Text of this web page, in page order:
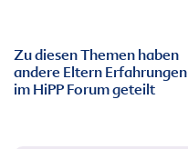
Zu diesen Themen haben
andere Eltern Erfahrungen
im HiPP Forum geteilt